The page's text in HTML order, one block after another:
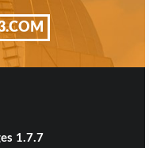
1.7.7